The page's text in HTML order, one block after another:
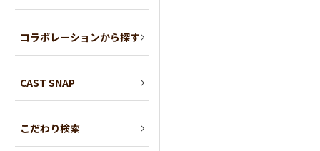
コラボレーションから探す
CAST SNAP
こだわり検索